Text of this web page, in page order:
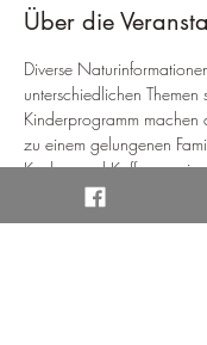
Über die
Diverse
unterschiedlichen Themen
Kinderprogramm machen
zu einem gelungenen
Kuchen und Kaffee
gastronomischen
den Ausstellern) kann